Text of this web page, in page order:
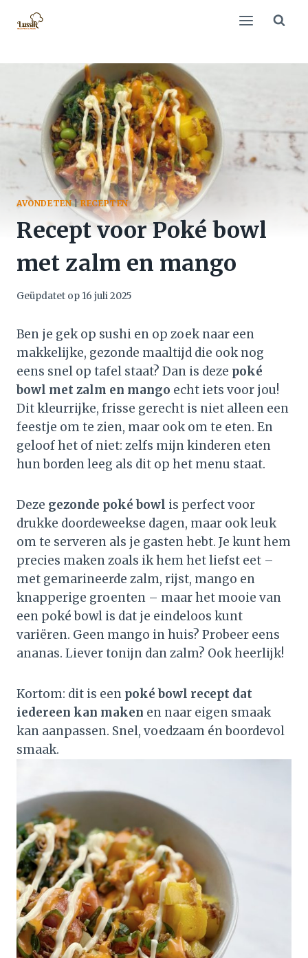
naar
AVONDETEN|RECEPTEN
Recept voor Poké bowl
met zalm en mango
Geüpdatet op 16 juli 2025
Ben je gek op sushi en op zoek naar een
makkelijke, gezonde maaltijd die ook nog
eens snel op tafel staat? Dan is deze poké
bowl met zalm en mango echt iets voor jou!
Dit kleurrijke, frisse gerecht is niet alleen een
feestje om te zien, maar ook om te eten. En
geloof het of niet: zelfs mijn kinderen eten
hun borden leeg als dit op het menu staat.
Deze gezonde poké bowl is perfect voor
drukke doordeweekse dagen, maar ook leuk
om te serveren als je gasten hebt. Je kunt hem
precies maken zoals ik hem het liefst eet –
met gemarineerde zalm, rijst, mango en
knapperige groenten – maar het mooie van
een poké bowl is dat je eindeloos kunt
variëren. Geen mango in huis? Probeer eens
ananas. Liever tonijn dan zalm? Ook heerlijk!
Kortom: dit is een poké bowl recept dat
iedereen kan maken en naar eigen smaak
kan aanpassen. Snel, voedzaam én boordevol
smaak.